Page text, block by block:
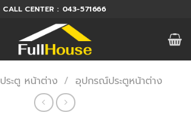
CALL CENTER : 043-571666
ประตู หน้าต่าง / อุปกรณ์ประตูหน้าต่าง